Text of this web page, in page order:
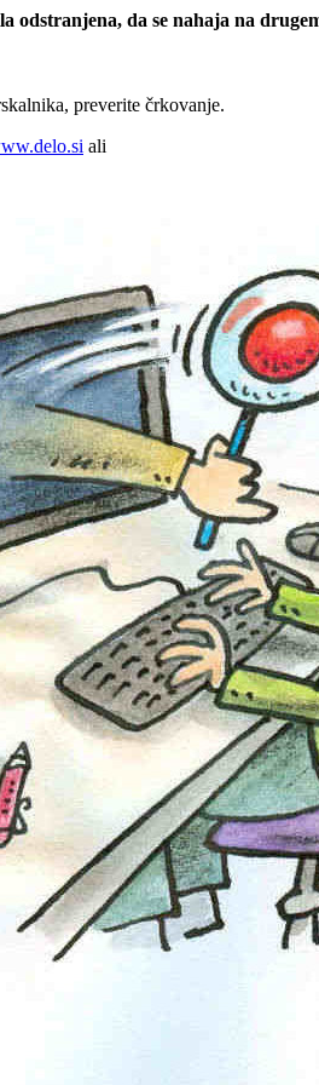
odstranjena, da se nahaja na
preverite črkovanje.
ali